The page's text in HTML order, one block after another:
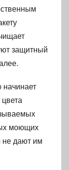
защитный
начинает
моющих
не дают им